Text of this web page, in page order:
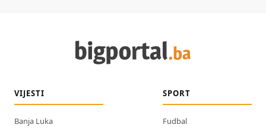
VIJESTI
Banja Luka
SPORT
Fudbal